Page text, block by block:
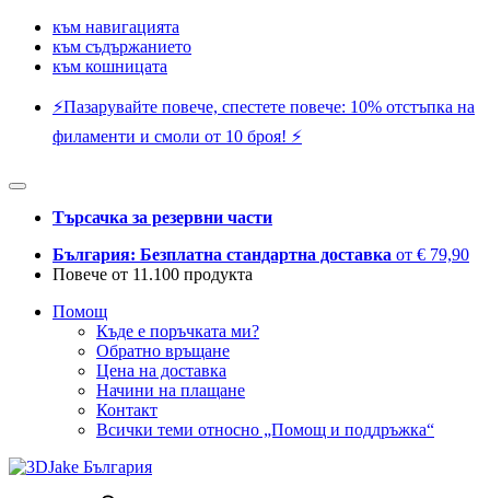
към навигацията
към съдържанието
към кошницата
⚡️Пазарувайте повече, спестете повече: 10% отстъпка на
филаменти и смоли от 10 броя! ⚡️
Търсачка за резервни части
България: Безплатна стандартна доставка от € 79,90
Повече от 11.100 продукта
Помощ
Къде е поръчката ми?
Обратно връщане
Цена на доставка
Начини на плащане
Контакт
Всички теми относно „Помощ и поддръжка“